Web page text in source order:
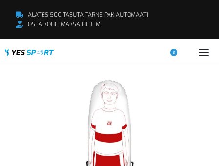
ALATES 50€ TASUTA TARNE PAKIAUTOMAATI
OSTA KOHE, MAKSA HILJEM
0